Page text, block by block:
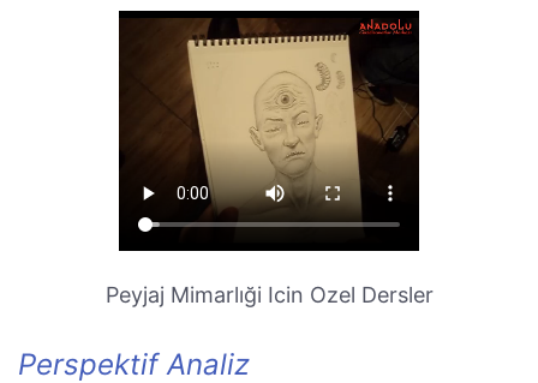
Peyjaj Mimarlıği Icin Ozel Dersler
Perspektif Analiz